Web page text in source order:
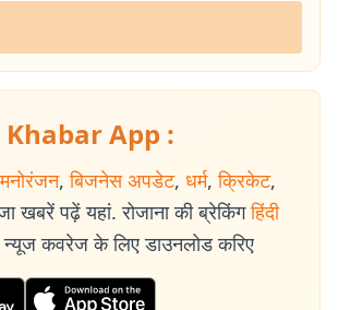
App :
मनोरंजन, बिजनेस अपडेट, धर्म, क्रिकेट,
खबरें पढ़ें यहां. रोजाना की ब्रेकिंग हिंदी
कवरेज के लिए डाउनलोड करिए